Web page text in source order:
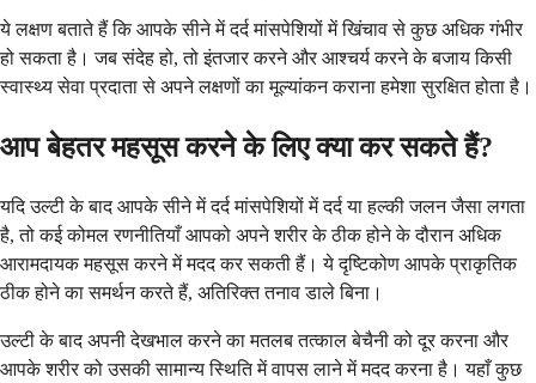
ये लक्षण बताते हैं कि आपके सीने में दर्द मांसपेशियों में खिंचाव से कुछ अधिक गंभीर
हो सकता है। जब संदेह हो, तो इंतजार करने और आश्चर्य करने के बजाय किसी
स्वास्थ्य सेवा प्रदाता से अपने लक्षणों का मूल्यांकन कराना हमेशा सुरक्षित होता है।
आप बेहतर महसूस करने के लिए क्या कर सकते हैं?
यदि उल्टी के बाद आपके सीने में दर्द मांसपेशियों में दर्द या हल्की जलन जैसा लगता
है, तो कई कोमल रणनीतियाँ आपको अपने शरीर के ठीक होने के दौरान अधिक
आरामदायक महसूस करने में मदद कर सकती हैं। ये दृष्टिकोण आपके प्राकृतिक
ठीक होने का समर्थन करते हैं, अतिरिक्त तनाव डाले बिना।
उल्टी के बाद अपनी देखभाल करने का मतलब तत्काल बेचैनी को दूर करना और
आपके शरीर को उसकी सामान्य स्थिति में वापस लाने में मदद करना है। यहाँ कुछ